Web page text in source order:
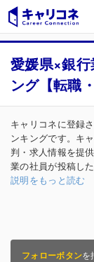
愛媛県×銀
ング【転職
キャリコネに登録
ンキングです。キ
判・求人情報を提
業の社員が投稿し
説明をもっと読む
フォローボタンを